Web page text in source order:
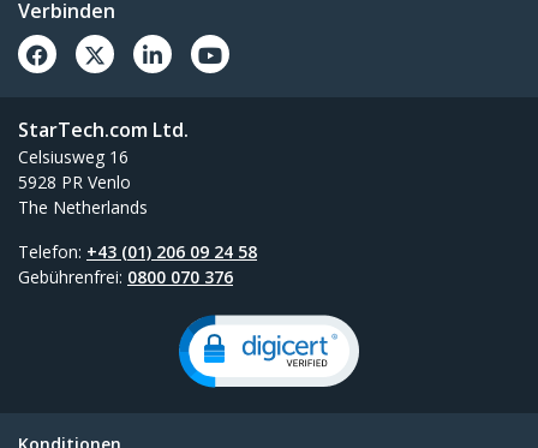
Verbinden
StarTech.com Ltd.
Celsiusweg 16
5928 PR Venlo
The Netherlands
Telefon: +43 (01) 206 09 24 58
Gebührenfrei: 0800 070 376